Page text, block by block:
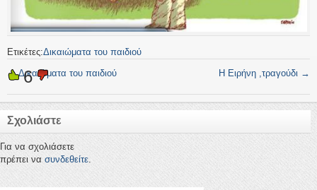
Ετικέτες:Δικαιώματα του παιδιού
←Δικαιώματα του παιδιού Η Ειρήνη ,τραγούδι →
6
Σχολιάστε
Για να σχολιάσετε
πρέπει να συνδεθείτε